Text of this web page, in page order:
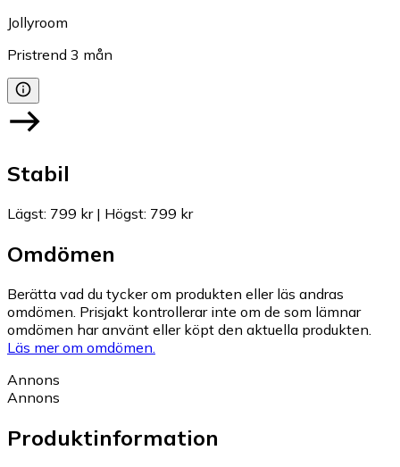
Jollyroom
Pristrend 3 mån
Stabil
Lägst: 799 kr| Högst: 799 kr
Omdömen
Berätta vad du tycker om produkten eller läs andras
omdömen. Prisjakt kontrollerar inte om de som lämnar
omdömen har använt eller köpt den aktuella produkten.
Läs mer om omdömen.
Annons
Annons
Produktinformation